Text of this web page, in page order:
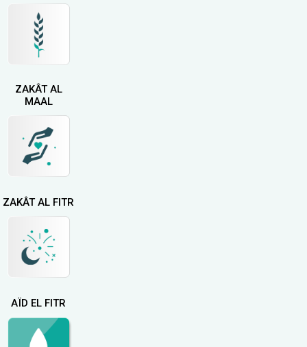
ZAKÂT AL
MAAL
ZAKÂT AL FITR
AÏD EL FITR